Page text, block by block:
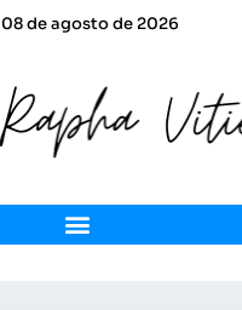
08 de agosto de 2026